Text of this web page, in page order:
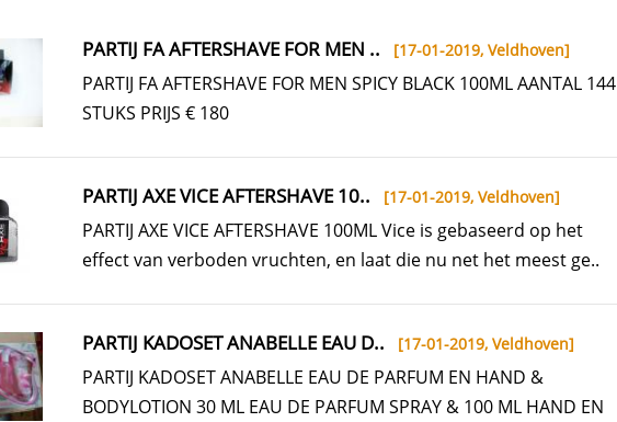
PARTIJ FA AFTERSHAVE FOR MEN .. [17-01-2019, Veldhoven]
PARTIJ FA AFTERSHAVE FOR MEN SPICY BLACK 100ML AANTAL 144
STUKS PRIJS € 180
PARTIJ AXE VICE AFTERSHAVE 10.. [17-01-2019, Veldhoven]
PARTIJ AXE VICE AFTERSHAVE 100ML Vice is gebaseerd op het
effect van verboden vruchten, en laat die nu net het meest ge..
PARTIJ KADOSET ANABELLE EAU D.. [17-01-2019, Veldhoven]
PARTIJ KADOSET ANABELLE EAU DE PARFUM EN HAND &
BODYLOTION 30 ML EAU DE PARFUM SPRAY & 100 ML HAND EN